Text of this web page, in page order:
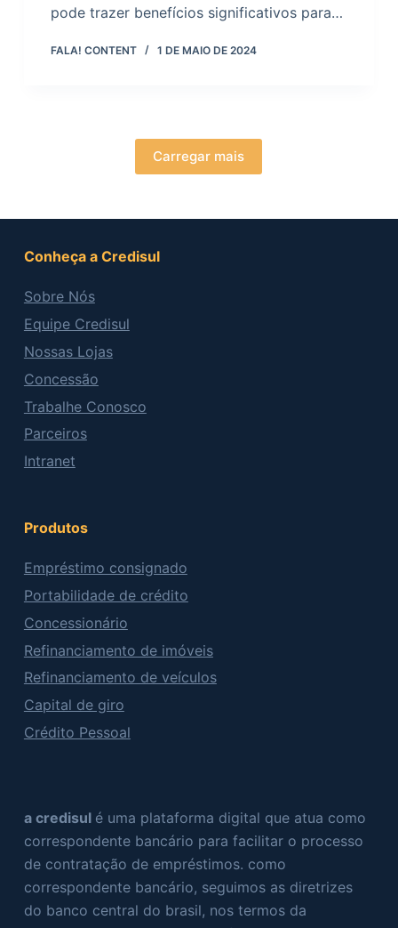
pode trazer benefícios significativos para…
FALA! CONTENT 1 DE MAIO DE 2024
Carregar mais
Conheça a Credisul
Sobre Nós
Equipe Credisul
Nossas Lojas
Concessão
Trabalhe Conosco
Parceiros
Intranet
Produtos
Empréstimo consignado
Portabilidade de crédito
Concessionário
Refinanciamento de imóveis
Refinanciamento de veículos
Capital de giro
Crédito Pessoal
a credisul é uma plataforma digital que atua como
correspondente bancário para facilitar o processo
de contratação de empréstimos. como
correspondente bancário, seguimos as diretrizes
do banco central do brasil, nos termos da